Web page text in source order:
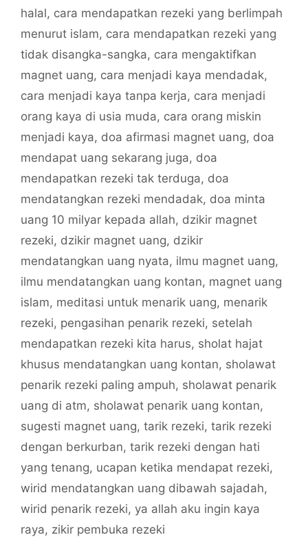
halal, cara mendapatkan rezeki yang berlimpah
menurut islam, cara mendapatkan rezeki yang
tidak disangka-sangka, cara mengaktifkan
magnet uang, cara menjadi kaya mendadak,
cara menjadi kaya tanpa kerja, cara menjadi
orang kaya di usia muda, cara orang miskin
menjadi kaya, doa afirmasi magnet uang, doa
mendapat uang sekarang juga, doa
mendapatkan rezeki tak terduga, doa
mendatangkan rezeki mendadak, doa minta
uang 10 milyar kepada allah, dzikir magnet
rezeki, dzikir magnet uang, dzikir
mendatangkan uang nyata, ilmu magnet uang,
ilmu mendatangkan uang kontan, magnet uang
islam, meditasi untuk menarik uang, menarik
rezeki, pengasihan penarik rezeki, setelah
mendapatkan rezeki kita harus, sholat hajat
khusus mendatangkan uang kontan, sholawat
penarik rezeki paling ampuh, sholawat penarik
uang di atm, sholawat penarik uang kontan,
sugesti magnet uang, tarik rezeki, tarik rezeki
dengan berkurban, tarik rezeki dengan hati
yang tenang, ucapan ketika mendapat rezeki,
wirid mendatangkan uang dibawah sajadah,
wirid penarik rezeki, ya allah aku ingin kaya
raya, zikir pembuka rezeki